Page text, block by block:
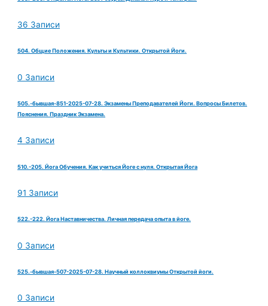
36 Записи
504. Общие Положения. Культы и Культики. Открытой Йоги.
0 Записи
505.-бывшая-851-2025-07-28. Экзамены Преподавателей Йоги. Вопросы Билетов.
Пояснения. Праздник Экзамена.
4 Записи
510.-205. Йога Обучения. Как учиться Йоге с нуля. Открытая Йога
91 Записи
522.-222. Йога Наставничества. Личная передача опыта в йоге.
0 Записи
525.-бывшая-507-2025-07-28. Научный коллоквиумы Открытой йоги.
0 Записи